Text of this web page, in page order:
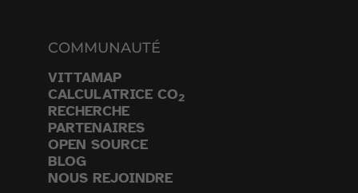
COMMUNAUTÉ
VITTAMAP
CALCULATRICE CO2
RECHERCHE
PARTENAIRES
OPEN SOURCE
BLOG
NOUS REJOINDRE